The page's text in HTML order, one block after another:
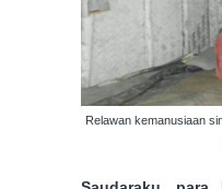
Relawan kemanusiaan